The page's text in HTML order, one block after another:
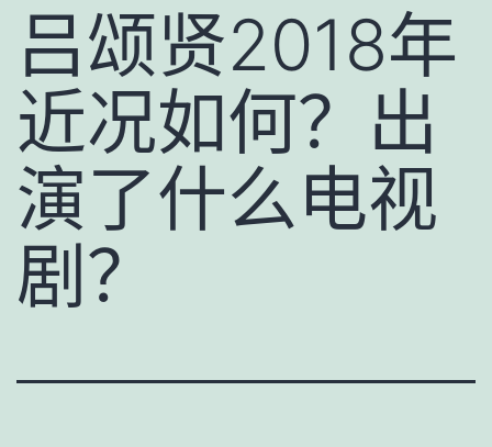
吕颂贤2018年
近况如何？出
演了什么电视
剧？